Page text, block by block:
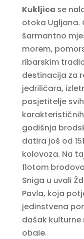
Kukljica se
otoka Ugljana.
šarmantno
morem,
ribarskim
destinacija za
jedriličara,
posjetitelje
godišnja
datira još od
kolovoza. Na
flotom
Sniga u uvali
Pavla, koja
jedinstvena
dašak kulturne
obale.